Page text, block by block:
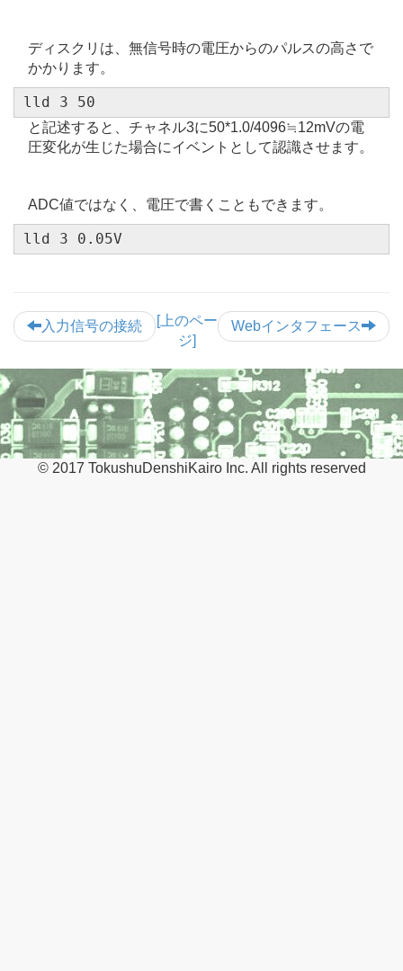
ディスクリは、無信号時の電圧からのパルスの高さで
かかります。
lld 3 50
と記述すると、チャネル3に50*1.0/4096≒12mVの電
圧変化が生じた場合にイベントとして認識させます。
ADC値ではなく、電圧で書くこともできます。
lld 3 0.05V
入力信号の接続 Webインタフェース
[上のペー
ジ]
© 2017 TokushuDenshiKairo Inc. All rights reserved